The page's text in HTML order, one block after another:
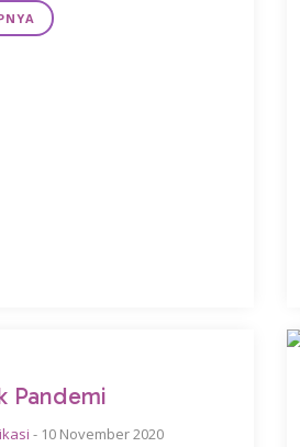
Pandemi
- 10 November 2020